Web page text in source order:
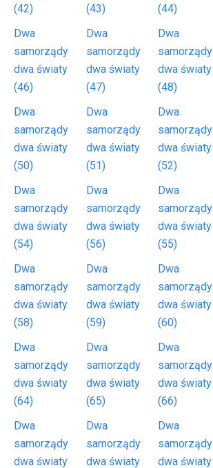
(42)
(43)
(44)
Dwa
samorządy
dwa światy
(46)
Dwa
samorządy
dwa światy
(47)
Dwa
samorządy
dwa światy
(48)
Dwa
samorządy
dwa światy
(50)
Dwa
samorządy
dwa światy
(51)
Dwa
samorządy
dwa światy
(52)
Dwa
samorządy
dwa światy
(54)
Dwa
samorządy
dwa światy
(56)
Dwa
samorządy
dwa światy
(55)
Dwa
samorządy
dwa światy
(58)
Dwa
samorządy
dwa światy
(59)
Dwa
samorządy
dwa światy
(60)
Dwa
samorządy
dwa światy
(64)
Dwa
samorządy
dwa światy
(65)
Dwa
samorządy
dwa światy
(66)
Dwa
samorządy
dwa światy
Dwa
samorządy
dwa światy
Dwa
samorządy
dwa światy